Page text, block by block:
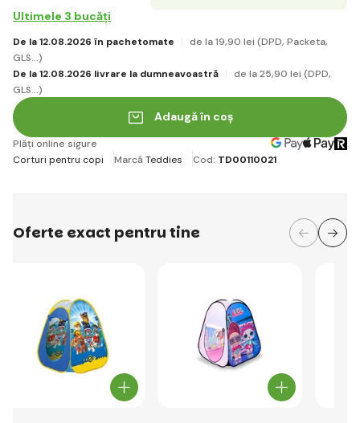
Ultimele 3 bucăți
De la 12.08.2026 în pachetomate de la 19,90 lei (DPD, Packeta,
GLS...)
De la 12.08.2026 livrare la dumneavoastră
de la 25,90 lei (DPD,
GLS...)
Adaugă în coș
Plăți online sigure
Corturi pentru copi
Marcă Teddies Cod: TD00110021
Oferte exact pentru tine